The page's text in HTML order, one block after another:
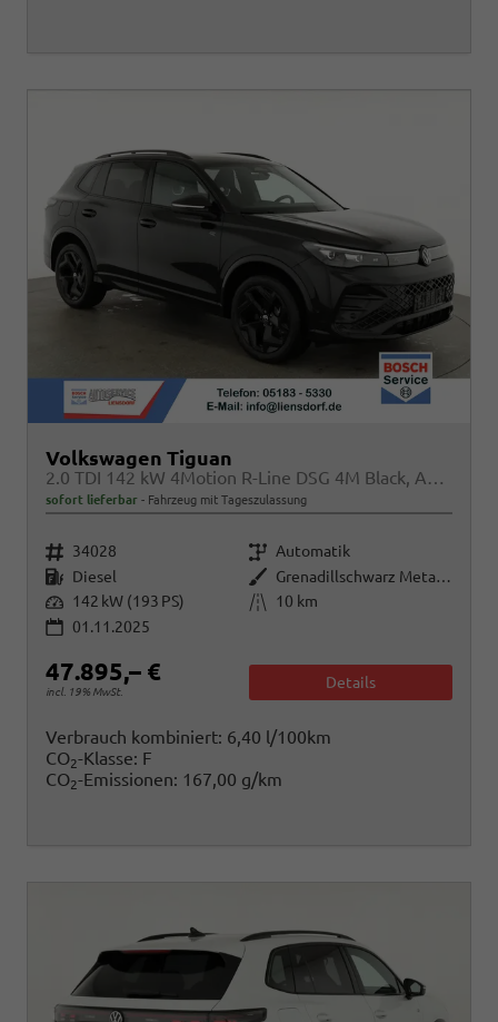
Volkswagen Tiguan
sofort lieferbar Fahrzeug mit Tageszulassung
Fahrzeugnr. 34028 Getriebe Automatik
Kraftstoff Diesel Außenfarbe
Grenadillschwarz Metallic
Leistung 142 kW (193 PS) Kilometerstand
10 km
01.11.2025
47.895,– €
incl. 19% MwSt.
Details
Verbrauch kombiniert: 6,40 l/100km
CO2-Klasse: F
CO2-Emissionen: 167,00 g/km